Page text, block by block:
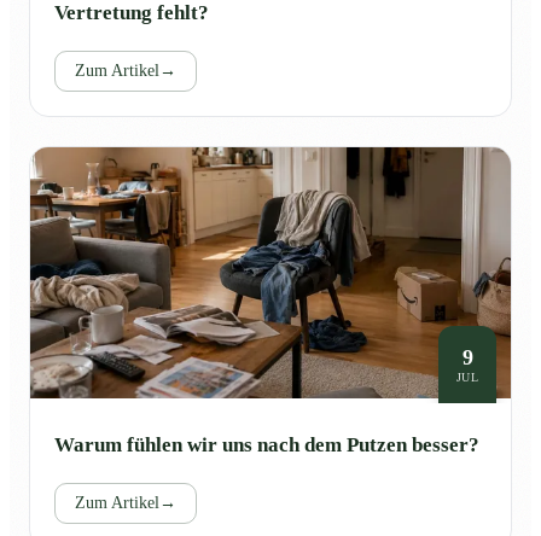
Vertretung fehlt?
Zum Artikel→
9
JUL
Warum fühlen wir uns nach dem Putzen besser?
Zum Artikel→